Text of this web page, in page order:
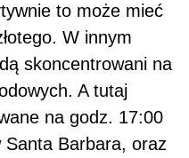
to może mieć
W innym
skoncentrowani na
A tutaj
na godz. 17:00
Barbara, oraz